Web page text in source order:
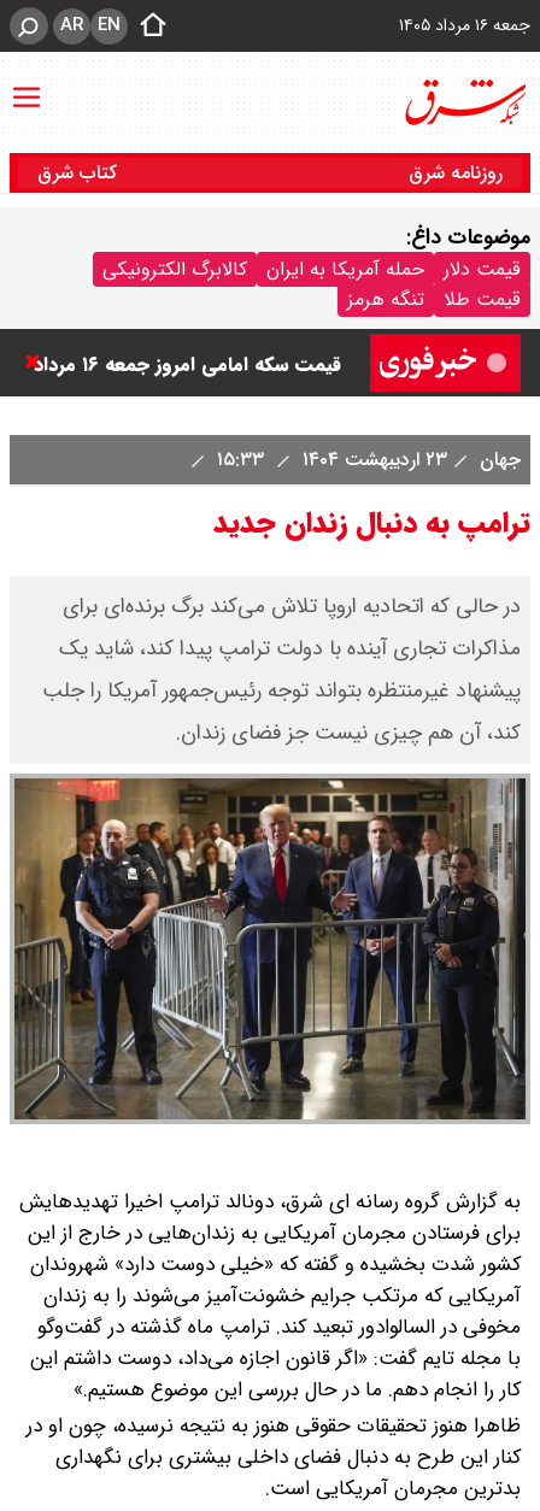
جمعه ۱۶ مرداد ۱۴۰۵ EN
AR
روزنامه شرق کتاب شرق
موضوعات داغ:
قیمت دلار حمله آمریکا به ایران
کالابرگ الکترونیکی
قیمت طلا
تنگه هرمز
۱۴۰۵ اعلام شد + جدول
قیمت سکه امامی امروز جمعه ۱۶ مرداد
۱۴۰۵ اعلام شد/ کاهش قیمت سکه
قیمت طلا ۲۴ عیار امروز جمعه ۱۶ مرداد
۱۴۰۵/ صعود طلا ادامه‌دار شد
قیمت طلا ۱۸ عیار امروز جمعه ۱۶ مرداد
۱۴۰۵ اعلام شد/ طلا بر مدار صعود
جهان ۲۳ اردیبهشت ۱۴۰۴
ترامپ به دنبال زندان جدید
در حالی که اتحادیه اروپا تلاش می‌کند برگ برنده‌ای برای
مذاکرات تجاری آینده با دولت ترامپ پیدا کند، شاید یک
پیشنهاد غیرمنتظره بتواند توجه رئیس‌جمهور آمریکا را جلب
کند، آن هم چیزی نیست جز فضای زندان.
به گزارش گروه رسانه ای شرق، دونالد ترامپ اخیرا تهدیدهایش
برای فرستادن مجرمان آمریکایی به زندان‌هایی در خارج از این
کشور شدت بخشیده و گفته که «خیلی دوست دارد» شهروندان
آمریکایی که مرتکب جرایم خشونت‌آمیز می‌شوند را به زندان
مخوفی در السالوادور تبعید کند. ترامپ ماه گذشته در گفت‌وگو
با مجله تایم گفت: «اگر قانون اجازه می‌داد، دوست داشتم این
کار را انجام دهم. ما در حال بررسی این موضوع هستیم.»
ظاهرا هنوز تحقیقات حقوقی هنوز به نتیجه‌ نرسیده، چون او در
کنار این طرح به دنبال فضای داخلی بیشتری برای نگهداری
بدترین مجرمان آمریکایی است.